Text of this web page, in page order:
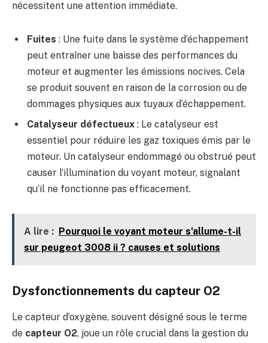
nécessitent une attention immédiate.
Fuites : Une fuite dans le système d’échappement
peut entraîner une baisse des performances du
moteur et augmenter les émissions nocives. Cela
se produit souvent en raison de la corrosion ou de
dommages physiques aux tuyaux d’échappement.
Catalyseur défectueux : Le catalyseur est
essentiel pour réduire les gaz toxiques émis par le
moteur. Un catalyseur endommagé ou obstrué peut
causer l’illumination du voyant moteur, signalant
qu’il ne fonctionne pas efficacement.
A lire : Pourquoi le voyant moteur s'allume-t-il
sur peugeot 3008 ii ? causes et solutions
Dysfonctionnements du capteur O2
Le capteur d’oxygène, souvent désigné sous le terme
de capteur O2, joue un rôle crucial dans la gestion du